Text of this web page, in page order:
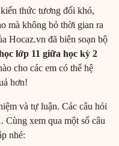
thức tương đối khó,
mà không bỏ thời gian ra
Hocaz.vn đã biên soạn bộ
lớp 11 giữa học kỳ 2
cho các em có thể hệ
hơn!
và tự luận. Các câu hỏi
Cùng xem qua một số câu
nhé: